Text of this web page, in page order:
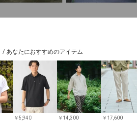
/ あなたにおすすめのアイテム
￥5,940 ￥ 14,300 ￥ 17,600